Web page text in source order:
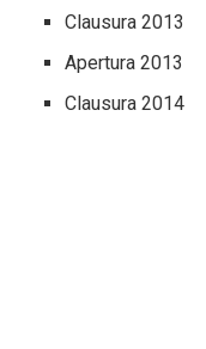
Clausura 2013
Apertura 2013
Clausura 2014